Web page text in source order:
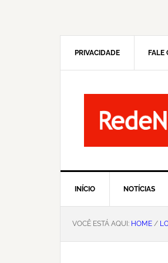
PRIVACIDADE FALE
INÍCIO NOTÍCIAS
VOCÊ ESTÁ AQUI: HOME /